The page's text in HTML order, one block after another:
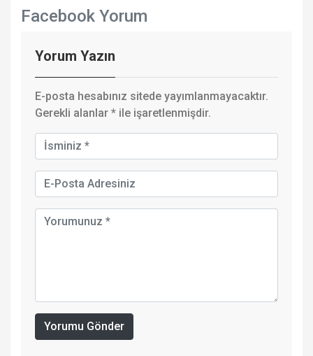
Facebook Yorum
Yorum Yazın
E-posta hesabınız sitede yayımlanmayacaktır.
Gerekli alanlar * ile işaretlenmişdir.
Yorumu Gönder